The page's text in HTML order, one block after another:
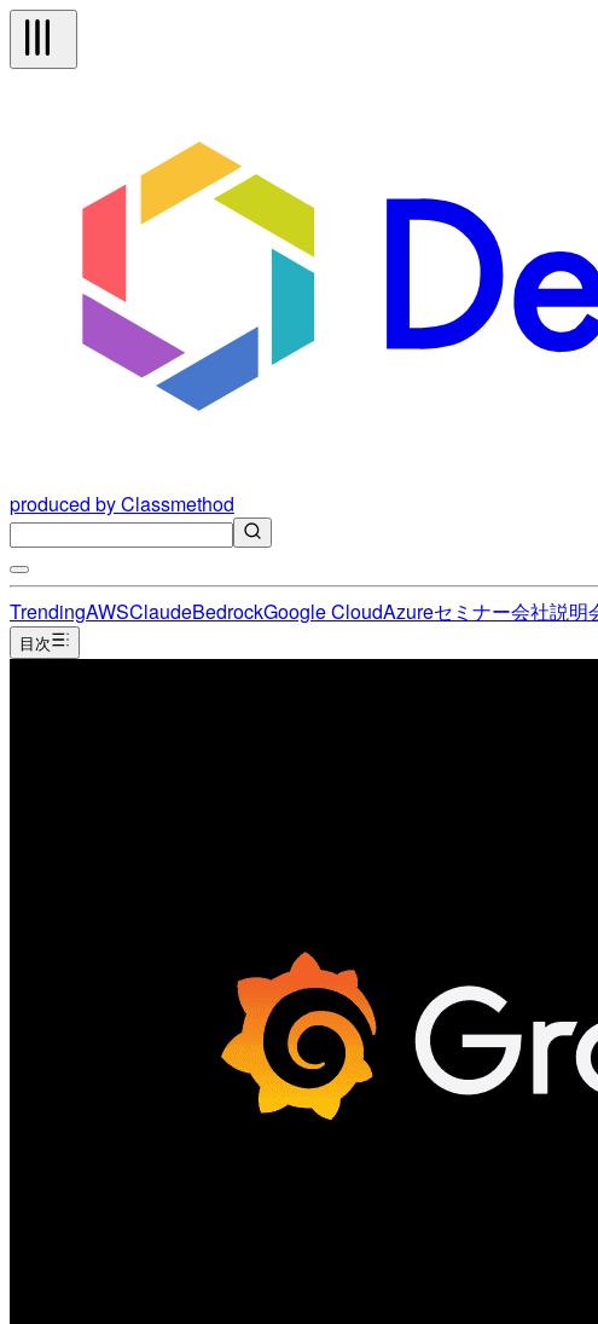
produced by Classmethod
TrendingAWSClaudeBedrockGoogle CloudAzureセミナー会社説明
目次